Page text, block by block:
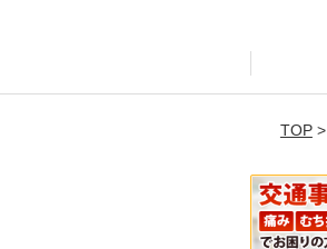
TOP>